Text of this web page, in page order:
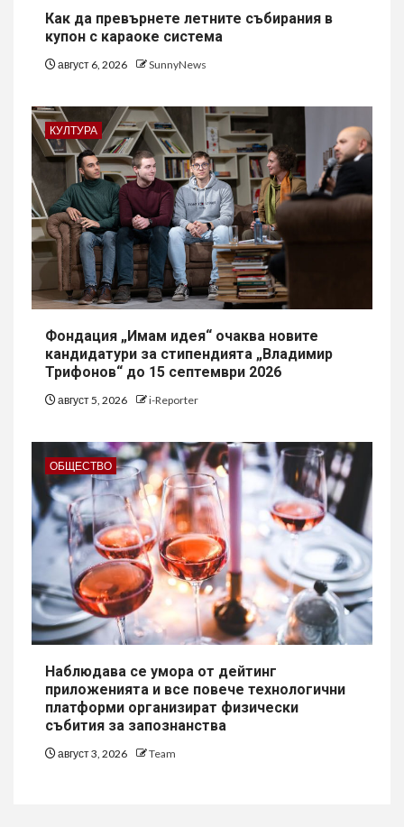
Как да превърнете летните събирания в
купон с караоке система
август 6, 2026 SunnyNews
КУЛТУРА
Фондация „Имам идея“ очаква новите
кандидатури за стипендията „Владимир
Трифонов“ до 15 септември 2026
август 5, 2026 i-Reporter
ОБЩЕСТВО
Наблюдава се умора от дейтинг
приложенията и все повече технологични
платформи организират физически
събития за запознанства
август 3, 2026 Team